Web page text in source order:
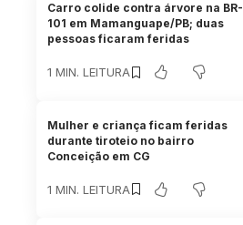
Carro colide contra árvore na BR-
101 em Mamanguape/PB; duas
pessoas ficaram feridas
1 MIN. LEITURA
Mulher e criança ficam feridas
durante tiroteio no bairro
Conceição em CG
1 MIN. LEITURA